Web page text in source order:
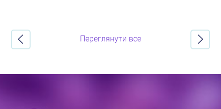
Переглянути все